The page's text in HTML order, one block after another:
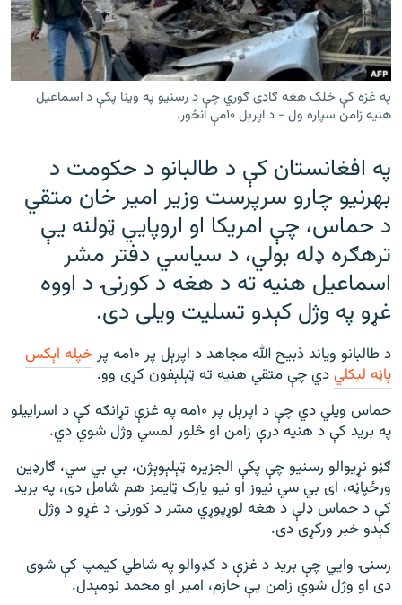
۱۴ ساعته راډیويي خپرونې
Gandhara
موږ وڅارئ
د ازادې اروپا راډیو ټولې ووبپاڼې
په غزه کې خلک هغه ګاډی ګوري چې د رسنیو په وینا پکې د اسماعیل
هنیه زامن سپاره ول - د اپرېل ۱۰مې انځور.
په افغانستان کې د طالبانو د حکومت د
بهرنیو چارو سرپرست وزیر امیر خان متقي
د حماس، چې امریکا او اروپايي ټولنه یې
ترهګره ډله بولي، د سیاسي دفتر مشر
اسماعیل هنیه ته د هغه د کورنۍ د اووه
غړو په وژل کېدو تسلیت ویلی دی.
د طالبانو ویاند ذبیح الله مجاهد د اپرېل پر ۱۰مه پر
خپله اېکس
پاڼه لیکليدي چې متقي هنیه ته ټېلېفون کړی وو.
حماس ویلي دي چې د اپرېل پر ۱۰مه په غزې تړانګه کې د اسراییلو
په برید کې د هنیه درې زامن او څلور لمسي وژل شوي دي.
ګڼو نړیوالو رسنیو چې پکې الجزیره ټېلېوېژن، بي بي سي، ګارډین
ورځپاڼه، ای بي سي نیوز او نیو یارک ټایمز هم شامل دی، په برید
کې د حماس ډلې د هغه لوړپوړي مشر د کورنۍ د غړو د وژل
کېدو خبر ورکړی دی.
رسنۍ وايي چې برید د غزې د کډوالو په شاطي کیمپ کې شوی
دی او وژل شوي زامن یې حازم، امیر او محمد نومېدل.